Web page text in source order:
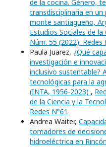
de la cocina. Género,
transdisciplinaria en
monte santiagueño,
Estudios Sociales de la
Núm. 55 (2022): Redes
Paula Juarez, ¿Qué
investigación e
inclusivo sustentable?
tecnológicas para la
(INTA, 1956-2023) ,
de la Ciencia y la
Redes N°61
Andrea Waiter,
tomadores de
hidroeléctrica en